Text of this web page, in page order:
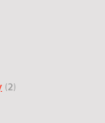
(2)